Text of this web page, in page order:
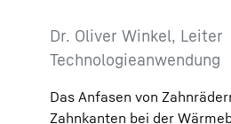
Dr. Oliver Winkel, Leiter
Technologieanwendung
Das Anfasen von
Zahnkanten bei der